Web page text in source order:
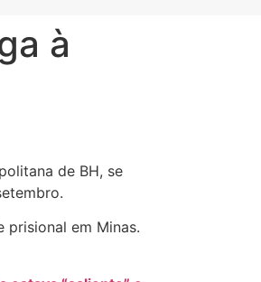
à
de BH, se
prisional em Minas.